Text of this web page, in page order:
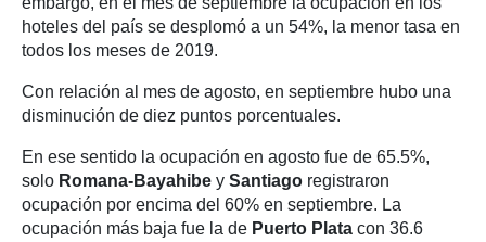
hoteles del país se desplomó a un 54%, la menor tasa en
todos los meses de 2019.
Con relación al mes de agosto, en septiembre hubo una
disminución de diez puntos porcentuales.
En ese sentido la ocupación en agosto fue de 65.5%,
solo Romana-Bayahibe y Santiago registraron
ocupación por encima del 60% en septiembre. La
ocupación más baja fue la de Puerto Plata con 36.6